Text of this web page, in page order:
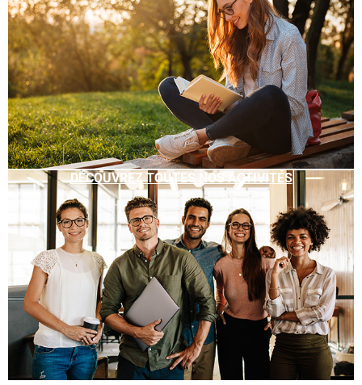
DÉCOUVREZ TOUTES NOS ACTIVITÉS